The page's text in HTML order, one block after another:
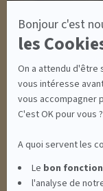
Bonjour c'est
les
On a attendu d'être
vous intéresse
vous accompagner
C'est OK pour vous ?
A quoi servent les
Le bon
l'analyse de
THALASSO SPA LES
VACANCES**** -